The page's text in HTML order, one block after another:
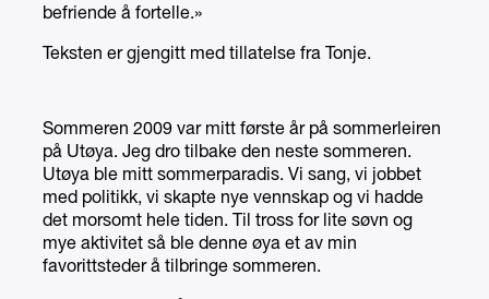
befriende å fortelle.»
Teksten er gjengitt med tillatelse fra Tonje.
Sommeren 2009 var mitt første år på sommerleiren
på Utøya. Jeg dro tilbake den neste sommeren.
Utøya ble mitt sommerparadis. Vi sang, vi jobbet
med politikk, vi skapte nye vennskap og vi hadde
det morsomt hele tiden. Til tross for lite søvn og
mye aktivitet så ble denne øya et av min
favorittsteder å tilbringe sommeren.